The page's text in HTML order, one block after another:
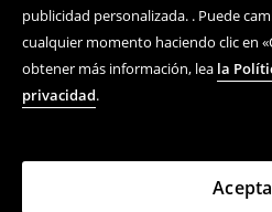
publicidad personalizada. . Puede
cualquier momento haciendo clic en
obtener más información, lea la
privacidad.